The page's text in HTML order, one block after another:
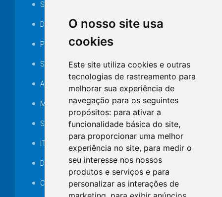
O nosso site usa
cookies
Este site utiliza cookies e outras
tecnologias de rastreamento para
melhorar sua experiência de
navegação para os seguintes
propósitos: para ativar a
funcionalidade básica do site,
para proporcionar uma melhor
experiência no site, para medir o
seu interesse nos nossos
produtos e serviços e para
personalizar as interações de
Serviços ISS-E
Decretos
Portarias
SAMAE
Audiência pública
MANUTENÇÃO DE ILUMINAÇÃO PÚBLICA
Serviços Técnicos TI
ITR
Desapropriações
Catalogo Eletrônico de Padronização